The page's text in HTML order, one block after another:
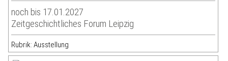
noch bis 17.01.2027
Zeitgeschichtliches Forum Leipzig
Rubrik: Ausstellung